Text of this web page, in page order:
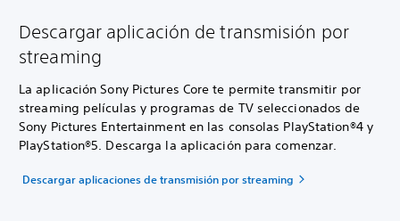
Descargar aplicación de transmisión por
streaming
La aplicación Sony Pictures Core te permite transmitir por
streaming películas y programas de TV seleccionados de
Sony Pictures Entertainment en las consolas PlayStation®4 y
PlayStation®5. Descarga la aplicación para comenzar.
Descargar aplicaciones de transmisión por streaming